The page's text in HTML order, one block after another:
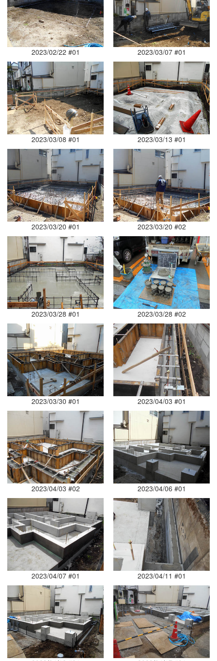
2023/02/22 #01 2023/03/07 #01
2023/03/08 #01 2023/03/13 #01
2023/03/20 #01 2023/03/20 #02
2023/03/28 #01 2023/03/28 #02
2023/03/30 #01 2023/04/03 #01
2023/04/03 #02 2023/04/06 #01
2023/04/07 #01 2023/04/11 #01